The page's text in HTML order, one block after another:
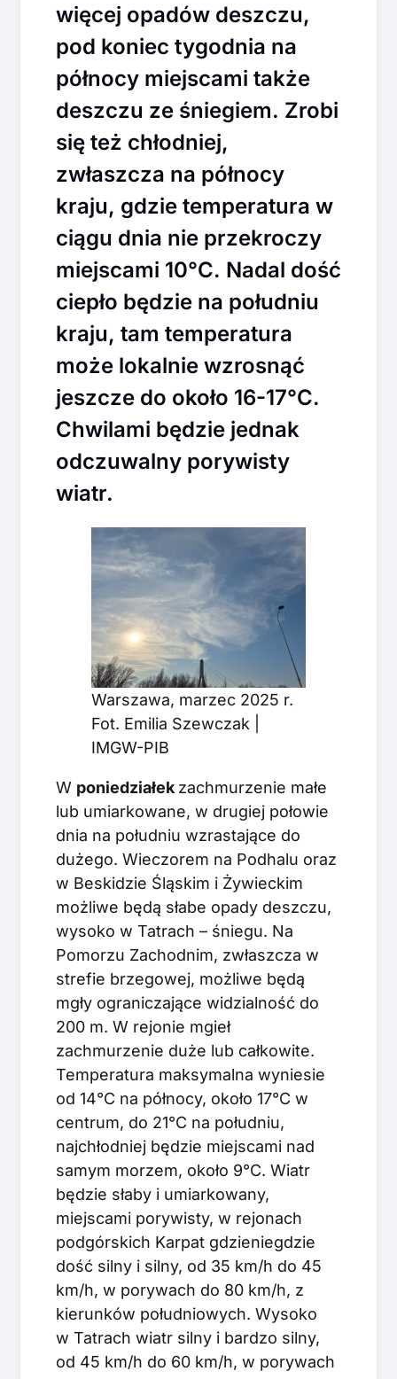
więcej opadów deszczu,
pod koniec tygodnia na
północy miejscami także
deszczu ze śniegiem. Zrobi
się też chłodniej,
zwłaszcza na północy
kraju, gdzie temperatura w
ciągu dnia nie przekroczy
miejscami 10°C. Nadal dość
ciepło będzie na południu
kraju, tam temperatura
może lokalnie wzrosnąć
jeszcze do około 16-17°C.
Chwilami będzie jednak
odczuwalny porywisty
wiatr.
Warszawa, marzec 2025 r.
Fot. Emilia Szewczak |
IMGW-PIB
W poniedziałek zachmurzenie małe
lub umiarkowane, w drugiej połowie
dnia na południu wzrastające do
dużego. Wieczorem na Podhalu oraz
w Beskidzie Śląskim i Żywieckim
możliwe będą słabe opady deszczu,
wysoko w Tatrach – śniegu. Na
Pomorzu Zachodnim, zwłaszcza w
strefie brzegowej, możliwe będą
mgły ograniczające widzialność do
200 m. W rejonie mgieł
zachmurzenie duże lub całkowite.
Temperatura maksymalna wyniesie
od 14°C na północy, około 17°C w
centrum, do 21°C na południu,
najchłodniej będzie miejscami nad
samym morzem, około 9°C. Wiatr
będzie słaby i umiarkowany,
miejscami porywisty, w rejonach
podgórskich Karpat gdzieniegdzie
dość silny i silny, od 35 km/h do 45
km/h, w porywach do 80 km/h, z
kierunków południowych. Wysoko
w Tatrach wiatr silny i bardzo silny,
od 45 km/h do 60 km/h, w porywach